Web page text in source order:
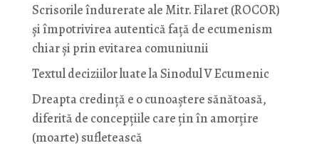
Scrisorile îndurerate ale Mitr. Filaret (ROCOR)
și împotrivirea autentică față de ecumenism
chiar și prin evitarea comuniunii
Textul deciziilor luate la Sinodul V Ecumenic
Dreapta credință e o cunoaștere sănătoasă,
diferită de concepțiile care țin în amorțire
(moarte) sufletească